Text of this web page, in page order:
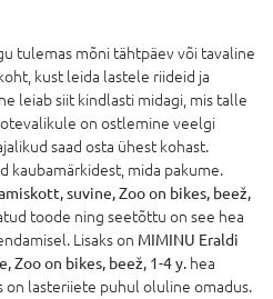
tulemas mõni tähtpäev või tavaline
kust leida lastele riideid ja
leiab siit kindlasti midagi, mis talle
on ostlemine veelgi
saad osta ühest kohast.
kaubamärkidest, mida pakume.
suvine, Zoo on bikes, beež,
toode ning seetõttu on see hea
Lisaks on MIMINU Eraldi
Zoo on bikes, beež, 1-4 y. hea
on lasteriiete puhul oluline omadus.